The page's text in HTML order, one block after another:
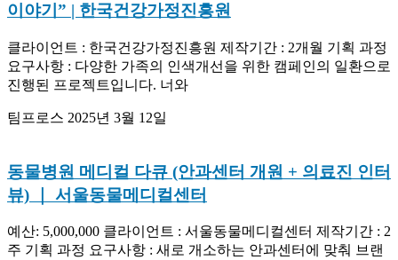
이야기” | 한국건강가정진흥원
클라이언트 : 한국건강가정진흥원 제작기간 : 2개월 기획 과정
요구사항 : 다양한 가족의 인색개선을 위한 캠페인의 일환으로
진행된 프로젝트입니다. 너와
팀프로스 2025년 3월 12일
동물병원 메디컬 다큐 (안과센터 개원 + 의료진 인터
뷰) ｜ 서울동물메디컬센터
예산: 5,000,000 클라이언트 : 서울동물메디컬센터 제작기간 : 2
주 기획 과정 요구사항 : 새로 개소하는 안과센터에 맞춰 브랜